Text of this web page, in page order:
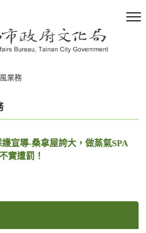
業務
護宣導-桑拿屋誇大，做蒸氣SPA
實遭罰！